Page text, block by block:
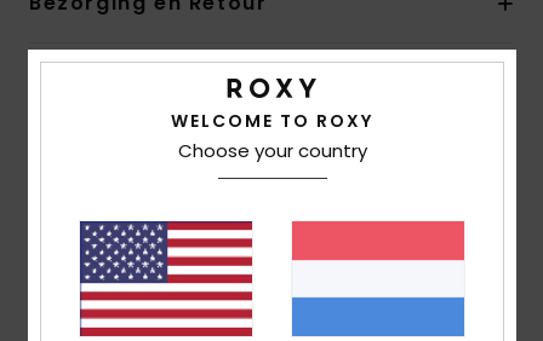
Reviews van klanten
Gemiddelde score
4.5/5
gebaseerd op2 geverifieerde beoordelingen
WELCOME TO ROXY
Choose your country